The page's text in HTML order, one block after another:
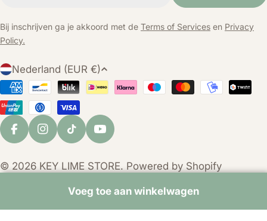
Bij inschrijven ga je akkoord met de Terms of Services en Privacy
Policy.
L
a
n
d
/
e
g
o
Nederland (EUR €)
Betaalmethoden
FacebookInstagram
TikTokYouTube
© 2026 KEY LIME STORE. Powered by Shopify
Voeg toe aan winkelwagen